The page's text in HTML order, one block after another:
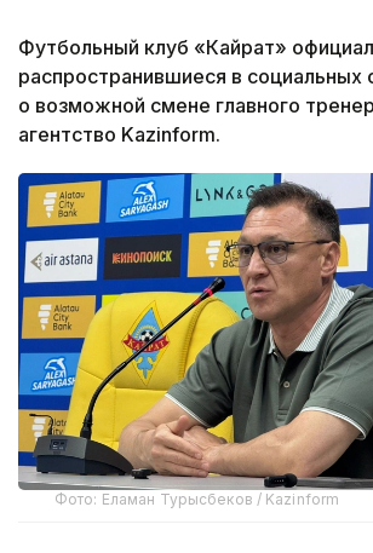
Футбольный клуб «Кайрат»
распространившиеся в социальных
о возможной смене главного
агентство Kazinform.
Фото: Еламан Турысбеков / Kazinform